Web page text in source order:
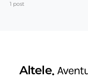
1 post
Altele